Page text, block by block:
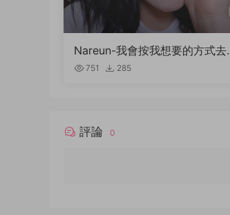
Nareun-我會按我想要的方式去
愛你（kiss+lick a little）
751 285
評論 0